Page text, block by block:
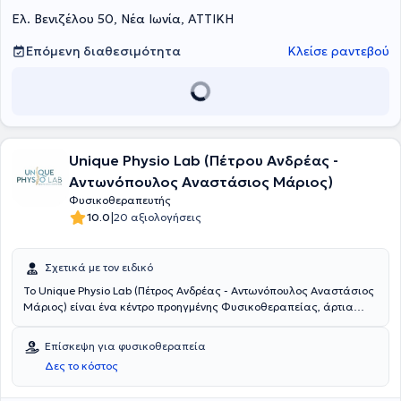
Παθήσεων (Εγκεφαλικών, Parkinson, Σκλήρυνση κατά Πλάκας) και
Ελ. Βενιζέλου 50, Νέα Ιωνία, ΑΤΤΙΚΗ
Επόμενη διαθεσιμότητα
Κλείσε ραντεβού
Unique Physio Lab (Πέτρου Ανδρέας -
Αντωνόπουλος Αναστάσιος Μάριος)
Φυσικοθεραπευτής
10.0|20 αξιολογήσεις
Σχετικά με τον ειδικό
Το Unique Physio Lab (Πέτρος Ανδρέας - Αντωνόπουλος Αναστάσιος
Μάριος) είναι ένα κέντρο προηγμένης Φυσικοθεραπείας, άρτια
τεχνολογίας, που σκοπό έχει τη βέλτιστη παροχή υπηρεσιών
απέναντι στον άνθρωπο. Οι υπεύθυνοι του κέντρου διαθέτουν
κλινική εμπειρία τόσο σε μεγάλα κέντρα αποκατάστασης και
νοσοκομεία, όσο και σε ιδιωτικά θεραπευτήρια. Στο χώρο μας
Επίσκεψη για φυσικοθεραπεία
Δες το κόστος